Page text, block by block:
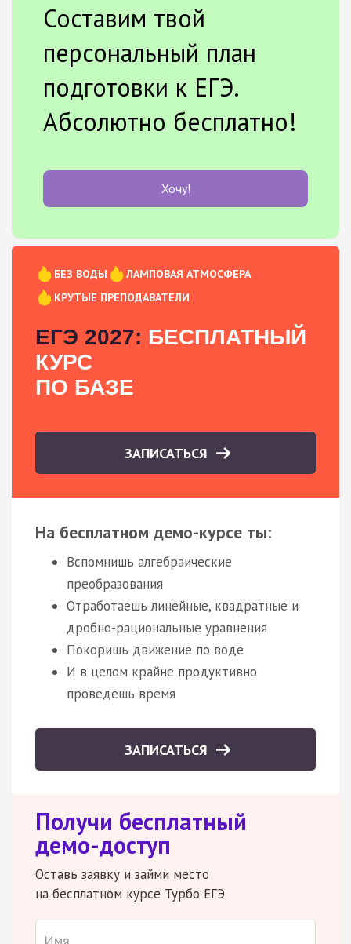
Составим твой
персональный план
подготовки к ЕГЭ.
Абсолютно бесплатно!
Хочу!
БЕЗ ВОДЫ
ЛАМПОВАЯ АТМОСФЕРА
КРУТЫЕ ПРЕПОДАВАТЕЛИ
ЕГЭ 2027: БЕСПЛАТНЫЙ
КУРС
ПО БАЗЕ
ЗАПИСАТЬСЯ
На бесплатном демо-курсе ты:
Вспомнишь алгебраические
преобразования
Отработаешь линейные, квадратные и
дробно-рациональные уравнения
Покоришь движение по воде
И в целом крайне продуктивно
проведешь время
ЗАПИСАТЬСЯ
Получи бесплатный
демо-доступ
Оставь заявку и займи место
на бесплатном курсе Турбо ЕГЭ